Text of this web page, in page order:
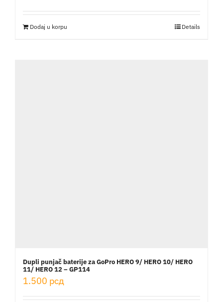
Dodaj u korpu Details
Dupli punjač baterije za GoPro HERO 9/ HERO 10/ HERO
11/ HERO 12 – GP114
1.500 рсд